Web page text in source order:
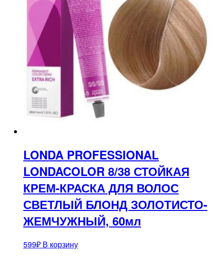
LONDA PROFESSIONAL
LONDACOLOR 8/38 СТОЙКАЯ
КРЕМ-КРАСКА ДЛЯ ВОЛОС
СВЕТЛЫЙ БЛОНД ЗОЛОТИСТО-
ЖЕМЧУЖНЫЙ, 60мл
599₽ В корзину